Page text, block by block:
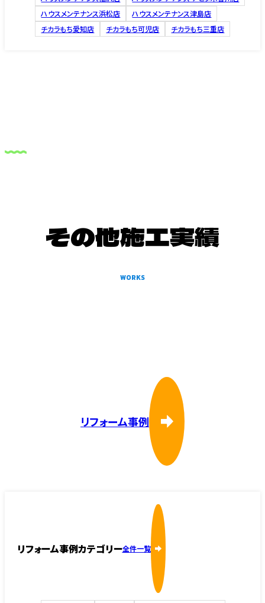
ハウスメンテナンス浜松店
ハウスメンテナンス津島店
チカラもち愛知店
チカラもち可児店 チカラもち三重店
その他施工実績
WORKS
リフォーム事例
リフォーム事例カテゴリー全件一覧